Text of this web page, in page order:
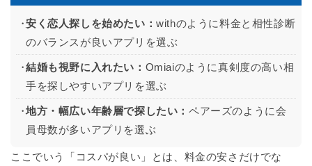
安く恋人探しを始めたい：withのように料金と相性診断
のバランスが良いアプリを選ぶ
結婚も視野に入れたい： Omiaiのように真剣度の高い相
手を探しやすいアプリを選ぶ
地方・幅広い年齢層で探したい： ペアーズのように会
員母数が多いアプリを選ぶ
ここでいう「コスパが良い」とは、 料金の安さだけでな